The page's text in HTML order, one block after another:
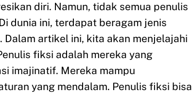
diri. Namun, tidak semua penulis
dunia ini, terdapat beragam jenis
artikel ini, kita akan menjelajahi
fiksi adalah mereka yang
imajinatif. Mereka mampu
yang mendalam. Penulis fiksi bisa